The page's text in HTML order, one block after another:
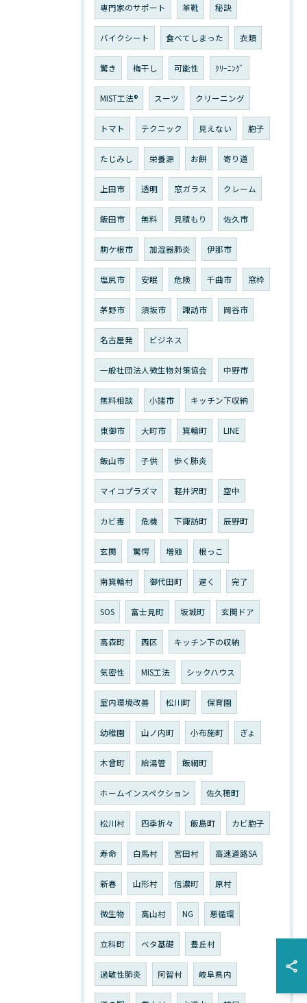
専門家のサポート 革靴 秘訣
バイクシート 食べてしまった 衣類
驚き 梅干し 可能性 ｸﾘｰﾆﾝｸﾞ
MIST工法® スーツ クリーニング
トマト テクニック 見えない 胞子
たじみし 栄養源 お餅 寄り道
上田市 透明 窓ガラス クレーム
飯田市 無料 見積もり 佐久市
駒ケ根市 加湿器肺炎 伊那市
塩尻市 安眠 危険 千曲市 窓枠
茅野市 須坂市 諏訪市 岡谷市
名古屋発 ビジネス
一般社団法人微生物対策協会 中野市
無料相談 小諸市 キッチン下収納
東御市 大町市 箕輪町 LINE
飯山市 子供 歩く肺炎
マイコプラズマ 軽井沢町 空中
カビ毒 危機 下諏訪町 辰野町
玄関 驚愕 増殖 根っこ
南箕輪村 御代田町 遅く 完了
SOS 富士見町 坂城町 玄関ドア
高森町 西区 キッチン下の収納
気密性 MIS工法 シックハウス
室内環境改善 松川町 保育園
幼稚園 山ノ内町 小布施町 ぎょ
木曾町 給湯管 飯綱町
ホームインスペクション 佐久穂町
松川村 四季折々 飯島町 カビ胞子
寿命 白馬村 宮田村 高速道路SA
新春 山形村 信濃町 原村
微生物 高山村 NG 悪循環
立科町 ベタ基礎 豊丘村
過敏性肺炎 阿智村 岐阜県内